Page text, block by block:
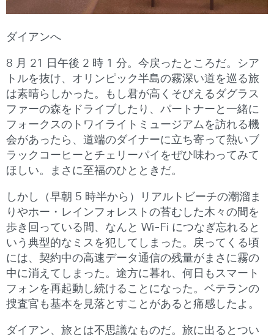
ダイアンへ
8 月 21 日午後 2 時 1 分。今戻ったところだ。シア
トルを抜け、オリンピック半島の霧深い道を巡る旅
は素晴らしかった。もし君が高くそびえるダグラス
ファーの森をドライブしたり、パートナーと一緒に
フォークスのトワイライトミュージアムを訪れる機
会があったら、道端のダイナーに立ち寄って熱いブ
ラックコーヒーとチェリーパイをぜひ味わってみて
ほしい。まさに至福のひとときだ。
しかし（早朝 5 時半から）リアルトビーチの潮溜ま
りやホー・レインフォレストの苔むした木々の間を
歩き回っている間、なんと Wi-Fi につなぎ忘れると
いう典型的なミスを犯してしまった。戻ってくる頃
には、契約中の高速データ通信の残量がまさに霧の
中に消えてしまった。途方に暮れ、何日もスマート
フォンを再起動し続けることになった。ベテランの
捜査官も基本を見落とすことがあると痛感したよ。
ダイアン、旅とは不思議なものだ。旅に出るとつい